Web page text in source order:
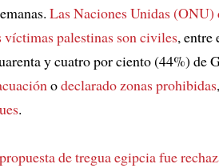
Las Naciones Unidas (ONU)
víctimas palestinas son civiles, entre
y cuatro por ciento (44%) de
odeclarado zonas prohibidas
.
de tregua egipcia fue